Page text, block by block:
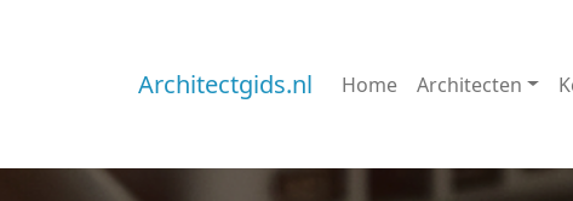
Architectgids.nl Home Architecten